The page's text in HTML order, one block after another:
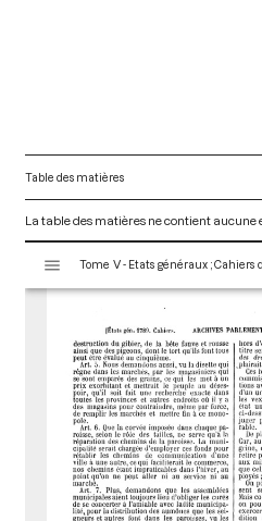
Table des matières
La table des matières ne contient aucune
s